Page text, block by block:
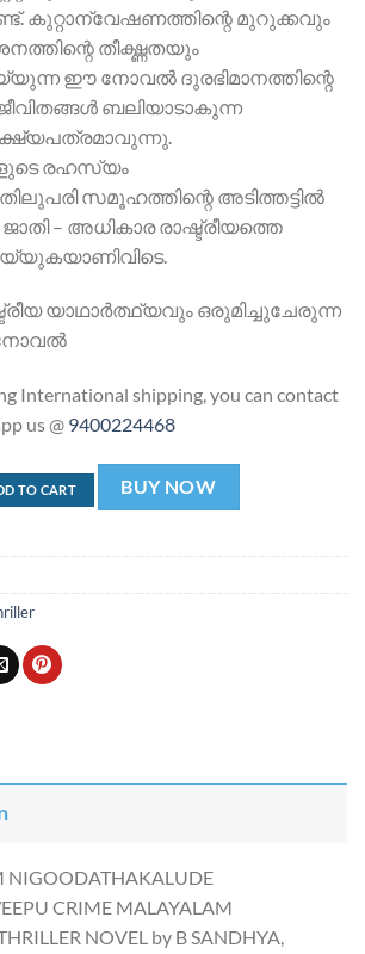
കുറ്റാന്വേഷണത്തിന്റെ മുറുക്കവും
തീക്ഷ്ണതയും
ഈ നോവല്‍ ദുരഭിമാനത്തിന്റെ
ബലിയാടാകുന്ന
രഹസ്യം
സമൂഹത്തിന്റെ അടിത്തട്ടില്‍
– അധികാര രാഷ്ട്രീയത്തെ
യാഥാര്‍ത്ഥ്യവും ഒരുമിച്ചുചേരുന്ന
International shipping, you can contact
us @ 9400224468
AAKASADWEEPU |
TO CART BUY NOW
NIGOODATHAKALUDE
CRIME MALAYALAM
NOVEL by B SANDHYA,